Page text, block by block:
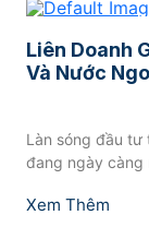
Liên Doanh
Và Nước
Làn sóng đầu tư
đang ngày càng
Xem Thêm